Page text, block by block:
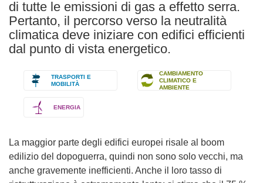
di tutte le emissioni di gas a effetto serra.
Pertanto, il percorso verso la neutralità
climatica deve iniziare con edifici efficienti
dal punto di vista energetico.
TRASPORTI E
MOBILITÀ
CAMBIAMENTO
CLIMATICO E
AMBIENTE
ENERGIA
La maggior parte degli edifici europei risale al boom
edilizio del dopoguerra, quindi non sono solo vecchi, ma
anche gravemente inefficienti. Anche il loro tasso di